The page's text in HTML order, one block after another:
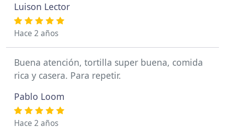
Luison Lector
Hace 2 años
Buena atención, tortilla super buena, comida
rica y casera. Para repetir.
Pablo Loom
Hace 2 años